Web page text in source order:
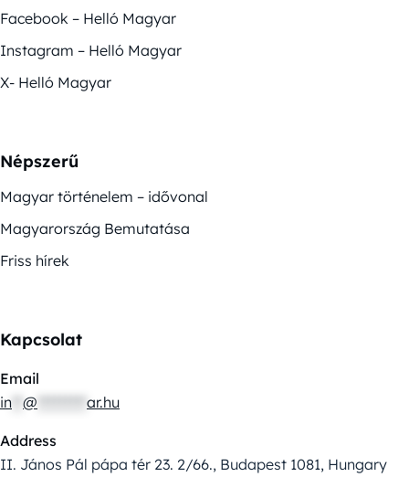
Facebook – Helló Magyar
Instagram – Helló Magyar
X- Helló Magyar
Népszerű
Magyar történelem – idővonal
Magyarország Bemutatása
Friss hírek
Kapcsolat
Email
in @ ar.hu
Address
II. János Pál pápa tér 23. 2/66., Budapest 1081, Hungary